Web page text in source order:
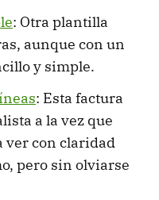
: Otra plantilla
aunque con un
y simple.
: Esta factura
a la vez que
ver con claridad
pero sin olviarse